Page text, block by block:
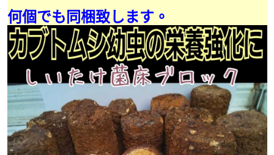
何個でも同梱致します。